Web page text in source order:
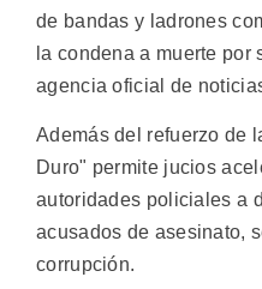
de bandas y ladrones
la condena a muerte por
agencia oficial de
Además del refuerzo de
Duro" permite jucios
autoridades policiales a
acusados de asesinato,
corrupción.